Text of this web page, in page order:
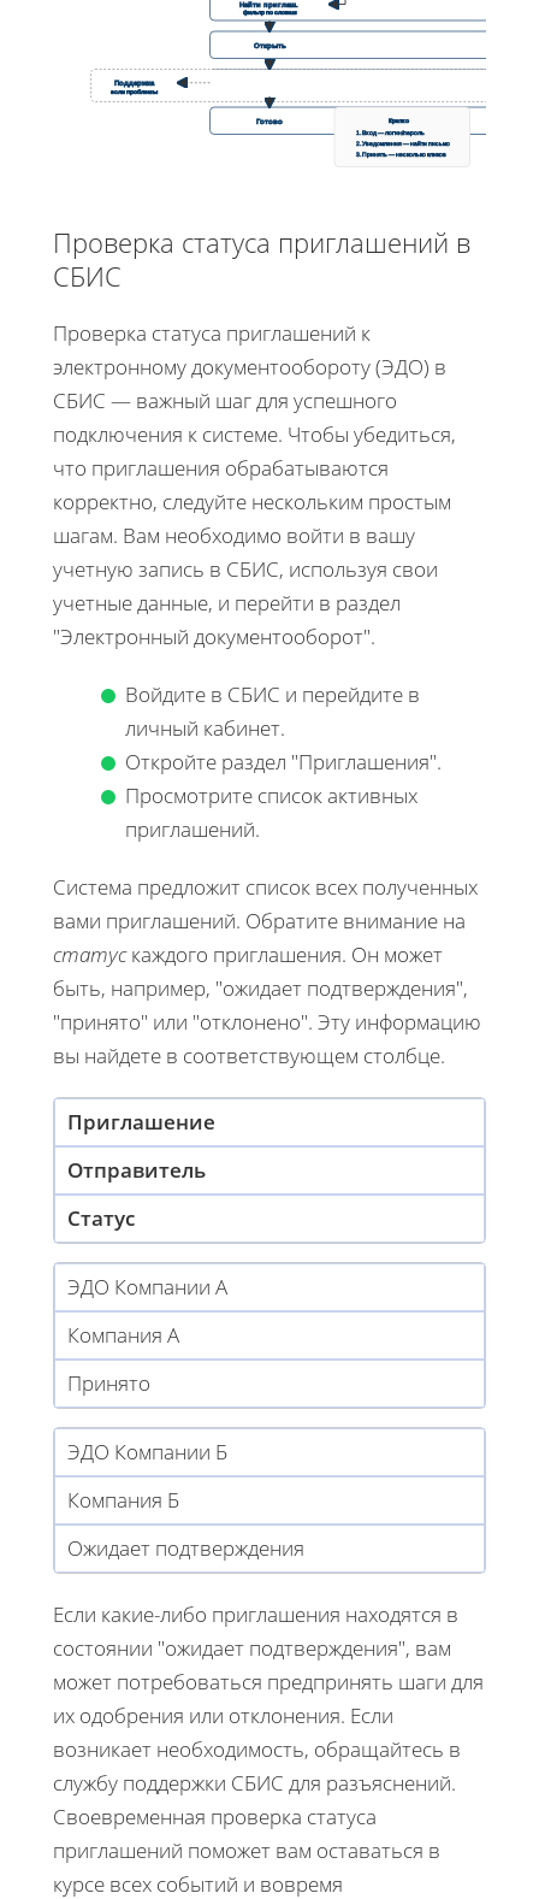
Найти приглаш.
фильтр по словам
Открыть
Готово
Поддержка
если проблемы
Кратко
1. Вход — логин/пароль
2. Уведомления — найти письмо
3. Принять — несколько кликов
Проверка статуса приглашений в
СБИС
Проверка статуса приглашений к
электронному документообороту (ЭДО) в
СБИС — важный шаг для успешного
подключения к системе. Чтобы убедиться,
что приглашения обрабатываются
корректно, следуйте нескольким простым
шагам. Вам необходимо войти в вашу
учетную запись в СБИС, используя свои
учетные данные, и перейти в раздел
"Электронный документооборот".
Войдите в СБИС и перейдите в
личный кабинет.
Откройте раздел "Приглашения".
Просмотрите список активных
приглашений.
Система предложит список всех полученных
вами приглашений. Обратите внимание на
статускаждого приглашения. Он может
быть, например, "ожидает подтверждения",
"принято" или "отклонено". Эту информацию
вы найдете в соответствующем столбце.
Приглашение
Отправитель
Статус
ЭДО Компании А
Компания А
Принято
ЭДО Компании Б
Компания Б
Ожидает подтверждения
Если какие-либо приглашения находятся в
состоянии "ожидает подтверждения", вам
может потребоваться предпринять шаги для
их одобрения или отклонения. Если
возникает необходимость, обращайтесь в
службу поддержки СБИС для разъяснений.
Своевременная проверка статуса
приглашений поможет вам оставаться в
курсе всех событий и вовремя